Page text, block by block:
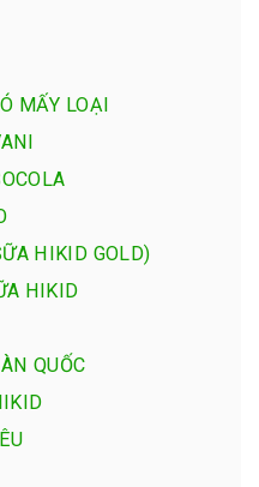
MẤY LOẠI
HIKID GOLD)
HIKID
QUỐC